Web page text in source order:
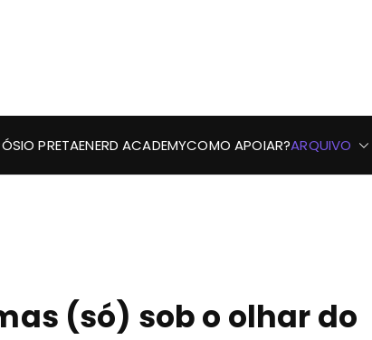
PRETAENERD ACADEMYCOMO APOIAR?ARQUIVO
(só) sob o olhar do